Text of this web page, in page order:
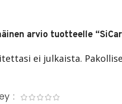
arvio tuotteelle
ei julkaista.